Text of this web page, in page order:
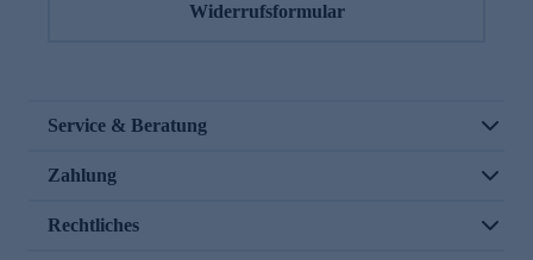
Widerrufsformular
Service & Beratung
Zahlung
Rechtliches